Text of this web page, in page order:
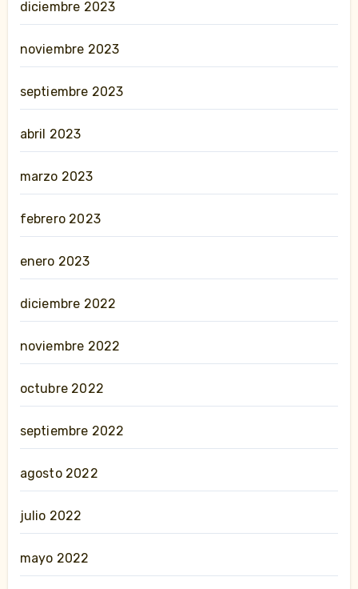
diciembre 2023
noviembre 2023
septiembre 2023
abril 2023
marzo 2023
febrero 2023
enero 2023
diciembre 2022
noviembre 2022
octubre 2022
septiembre 2022
agosto 2022
julio 2022
mayo 2022